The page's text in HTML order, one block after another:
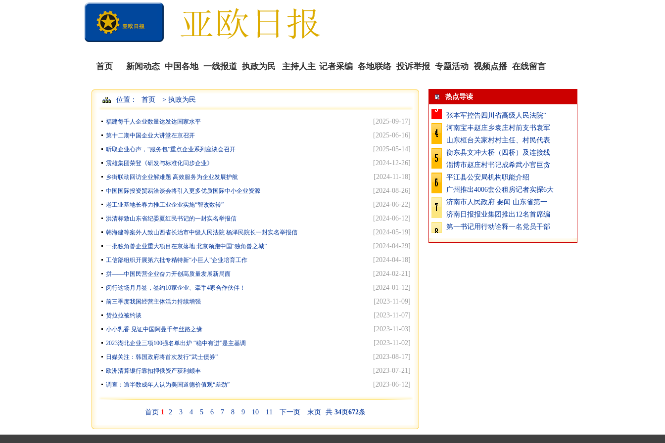
首页 新闻动态 中国各地 一线报道 执政为民 主持人主
播
记者采编 各地联络 投诉举报 专题活动 视频点播 在线留言
位置： 首页 > 执政为民
福建每千人企业数量达发达国家水平 [2025-09-17]
第十二期中国企业大讲堂在京召开 [2025-06-16]
听取企业心声，“服务包”重点企业系列座谈会召开 [2025-05-14]
震雄集团荣登《研发与标准化同步企业》 [2024-12-26]
乡街联动回访企业解难题 高效服务为企业发展护航 [2024-11-18]
中国国际投资贸易洽谈会将引入更多优质国际中小企业资源 [2024-08-26]
老工业基地长春力推工业企业实施“智改数转” [2024-06-22]
洪清标致山东省纪委夏红民书记的一封实名举报信 [2024-06-12]
韩海建等案外人致山西省长治市中级人民法院 杨泽民院长一封实名举报信 [2024-05-19]
一批独角兽企业重大项目在京落地 北京领跑中国“独角兽之城” [2024-04-29]
工信部组织开展第六批专精特新“小巨人”企业培育工作 [2024-04-18]
拼——中国民营企业奋力开创高质量发展新局面 [2024-02-21]
闵行这场月月签，签约10家企业、牵手4家合作伙伴！ [2024-01-12]
前三季度我国经营主体活力持续增强 [2023-11-09]
货拉拉被约谈 [2023-11-07]
小小乳香 见证中国阿曼千年丝路之缘 [2023-11-03]
2023湖北企业三项100强名单出炉 “稳中有进”是主基调 [2023-11-02]
日媒关注：韩国政府将首次发行“武士债券” [2023-08-17]
欧洲清算银行靠扣押俄资产获利颇丰 [2023-07-21]
调查：逾半数成年人认为美国道德价值观“差劲” [2023-06-12]
首页 1 2 3 4 5 6 7 8 9 10 11 下一页 末页 共 34页672条
热点导读
张本军控告四川省高级人民法院“
河南宝丰赵庄乡袁庄村前支书袁军
山东桓台关家村村主任、村民代表
衡东县文冲大桥（四桥）及连接线
淄博市赵庄村书记成希武小官巨贪
平江县公安局机构职能介绍
广州推出4006套公租房记者实探6大
济南市人民政府 要闻 山东省第一
济南日报报业集团推出12名首席编
第一书记用行动诠释一名党员干部